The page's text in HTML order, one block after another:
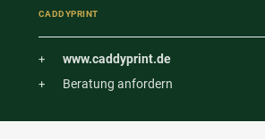
CADDYPRINT
www.caddyprint.de
Beratung anfordern